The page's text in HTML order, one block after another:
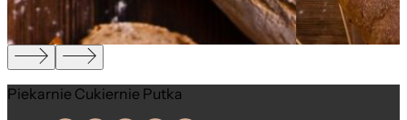
Piekarnie Cukiernie Putka